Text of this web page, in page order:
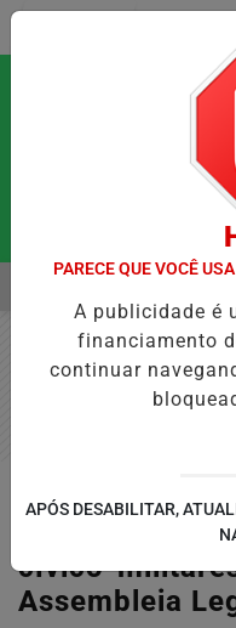
EM ALTA
REGIONAL EXPRESS
Programa
cívico-
Assembleia
PARECE QUE VOCÊ
A publicidade é
financiamento
continuar
APÓS DESABILITAR,